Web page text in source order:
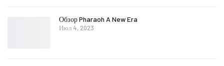
Обзор Pharaoh A New Era
Июл 4, 2023